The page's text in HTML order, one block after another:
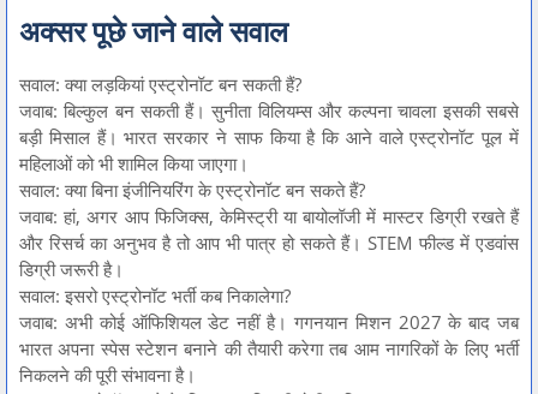
अक्सर पूछे जाने वाले सवाल
सवाल: क्या लड़कियां एस्ट्रोनॉट बन सकती हैं?
जवाब: बिल्कुल बन सकती हैं। सुनीता विलियम्स और कल्पना चावला इसकी सबसे
बड़ी मिसाल हैं। भारत सरकार ने साफ किया है कि आने वाले एस्ट्रोनॉट पूल में
महिलाओं को भी शामिल किया जाएगा।
सवाल: क्या बिना इंजीनियरिंग के एस्ट्रोनॉट बन सकते हैं?
जवाब: हां, अगर आप फिजिक्स, केमिस्ट्री या बायोलॉजी में मास्टर डिग्री रखते हैं
और रिसर्च का अनुभव है तो आप भी पात्र हो सकते हैं। STEM फील्ड में एडवांस
डिग्री जरूरी है।
सवाल: इसरो एस्ट्रोनॉट भर्ती कब निकालेगा?
जवाब: अभी कोई ऑफिशियल डेट नहीं है। गगनयान मिशन 2027 के बाद जब
भारत अपना स्पेस स्टेशन बनाने की तैयारी करेगा तब आम नागरिकों के लिए भर्ती
निकलने की पूरी संभावना है।